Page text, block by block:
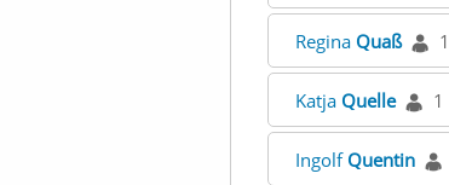
Regina Quaß 1
Katja Quelle 1
Ingolf Quentin